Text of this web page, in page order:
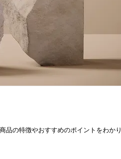
品の特徴やおすすめのポイントをわかり